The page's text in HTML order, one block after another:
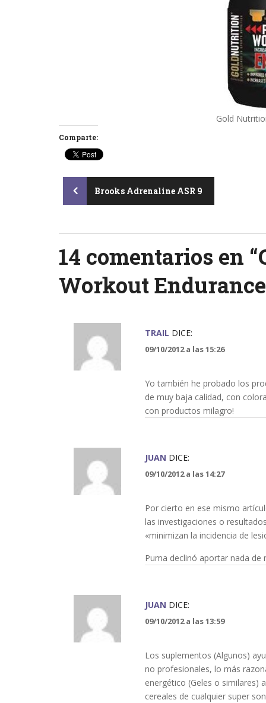
Gold
Comparte:
Post
navigation
Brooks Adrenaline ASR 9
14 comentarios en “
Workout Endurance
TRAIL DICE:
09/10/2012 a las 15:26
Yo también he probado los
de muy baja calidad, con
con productos milagro!
JUAN DICE:
09/10/2012 a las 14:27
Por cierto en ese mismo
las investigaciones o
«minimizan la incidencia de
Puma declinó aportar nada de
JUAN DICE:
09/10/2012 a las 13:59
Los suplementos (Algunos)
no profesionales, lo más
energético (Geles o similares)
cereales de cualquier super